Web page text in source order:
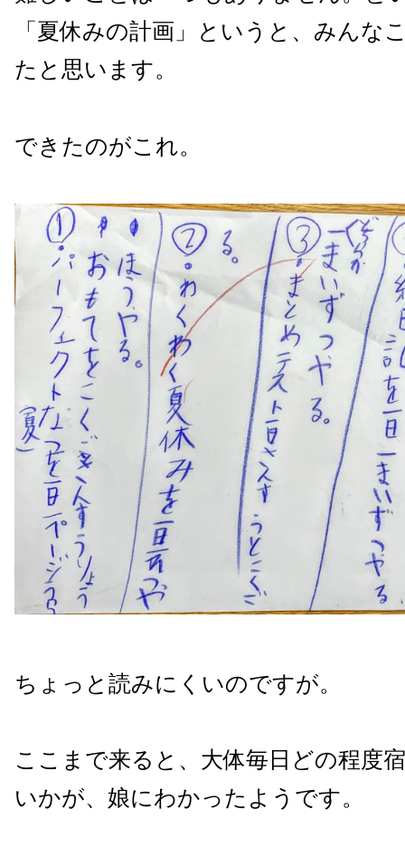
「夏休みの計画」というと、みんな
たと思います。
できたのがこれ。
ちょっと読みにくいのですが。
ここまで来ると、大体毎日どの程度
いかが、娘にわかったようです。